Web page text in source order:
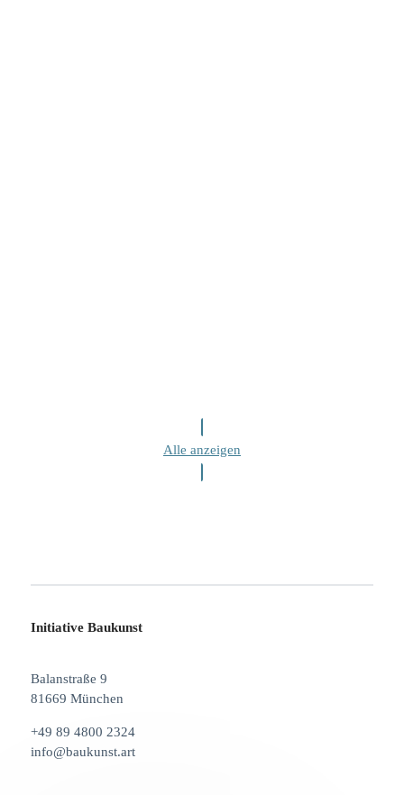
Alle anzeigen
Initiative Baukunst
Balanstraße 9
81669 München
+49 89 4800 2324
info@baukunst.art